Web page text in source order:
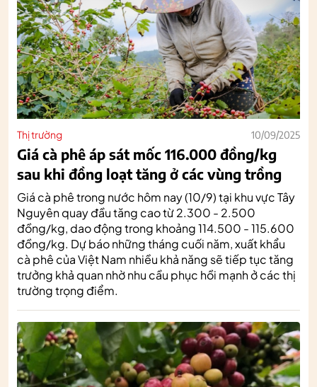
Thị trường 10/09/2025
Giá cà phê áp sát mốc 116.000 đồng/kg
sau khi đồng loạt tăng ở các vùng trồng
Giá cà phê trong nước hôm nay (10/9) tại khu vực Tây
Nguyên quay đầu tăng cao từ 2.300 - 2.500
đồng/kg, dao động trong khoảng 114.500 - 115.600
đồng/kg. Dự báo những tháng cuối năm, xuất khẩu
cà phê của Việt Nam nhiều khả năng sẽ tiếp tục tăng
trưởng khả quan nhờ nhu cầu phục hồi mạnh ở các thị
trường trọng điểm.